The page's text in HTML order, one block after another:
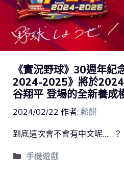
《實況野球》30週年紀
2024-2025》將於
谷翔平 登場的全新養成
2024/02/22 作者: 鬆餅
到底這次會不會有中文呢……？
手機遊戲